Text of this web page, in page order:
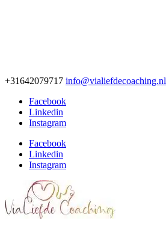
+31642079717 info@vialiefdecoaching.nl
Facebook
Linkedin
Instagram
Facebook
Linkedin
Instagram